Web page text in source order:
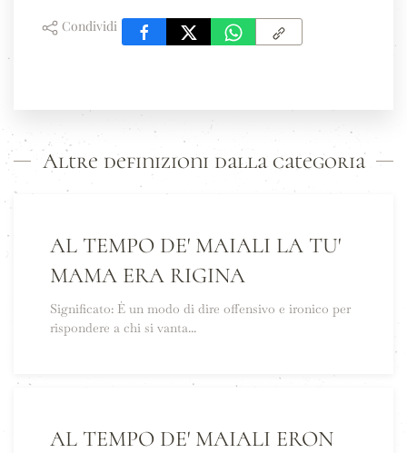
Condividi
Altre definizioni dalla categoria
AL TEMPO DE' MAIALI LA TU'
MAMA ERA RIGINA
Significato: È un modo di dire offensivo e ironico per
rispondere a chi si vanta...
AL TEMPO DE' MAIALI ERON